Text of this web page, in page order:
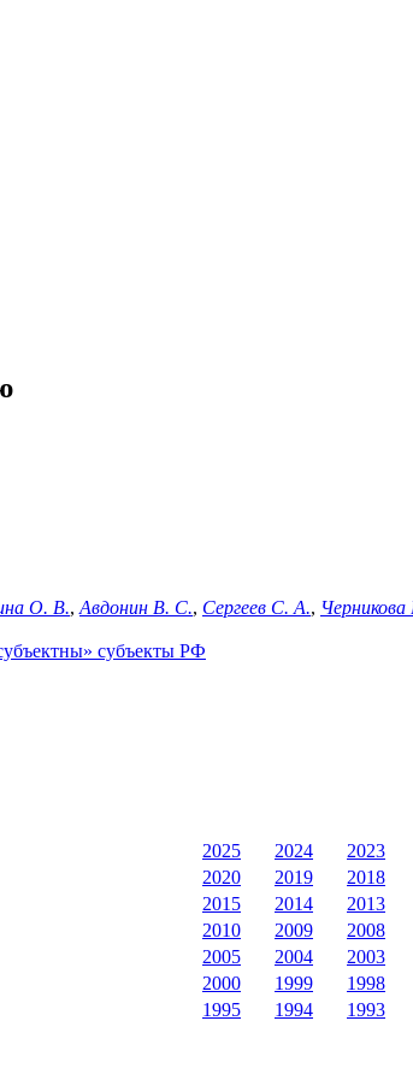
О. В., Авдонин В. С., Сергеев С. А., Черникова
субъекты РФ
2025
2024 2023
2020
2019 2018
2015
2014 2013
2010
2009 2008
2005
2004 2003
2000
1999 1998
1995
1994 1993